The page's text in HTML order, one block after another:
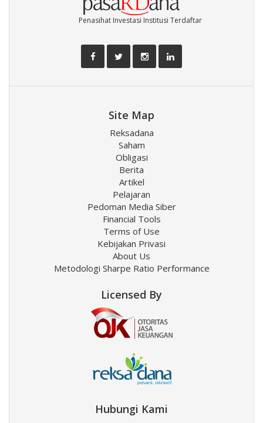
Penasihat Investasi Institusi Terdaftar
Site Map
Reksadana
Saham
Obligasi
Berita
Artikel
Pelajaran
Pedoman Media Siber
Financial Tools
Terms of Use
Kebijakan Privasi
About Us
Metodologi Sharpe Ratio Performance
Licensed By
Hubungi Kami